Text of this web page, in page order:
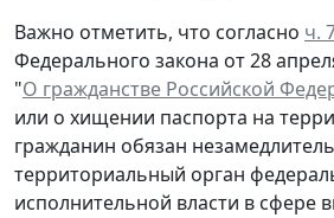
Важно отметить, что согласно ч.
Федерального закона от 28
"О гражданстве Российской
или о хищении паспорта на
гражданин обязан
территориальный орган
исполнительной власти в сфере